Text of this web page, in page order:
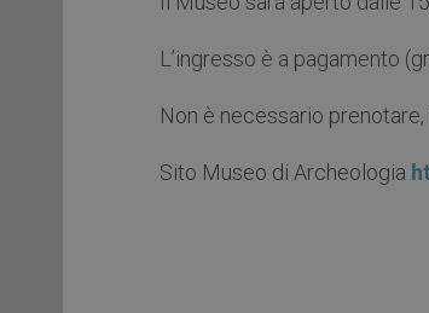
L’ingresso è a pagamento
Non è necessario prenotare,
Sito Museo di Archeologia